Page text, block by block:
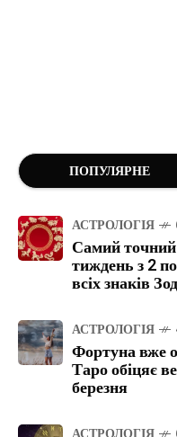
ПОПУЛЯРНЕ
АСТРОЛОГІЯ
Самий
тиждень з 2
всіх знаків
АСТРОЛОГІЯ
Фортуна вже
Таро обіцяє
березня